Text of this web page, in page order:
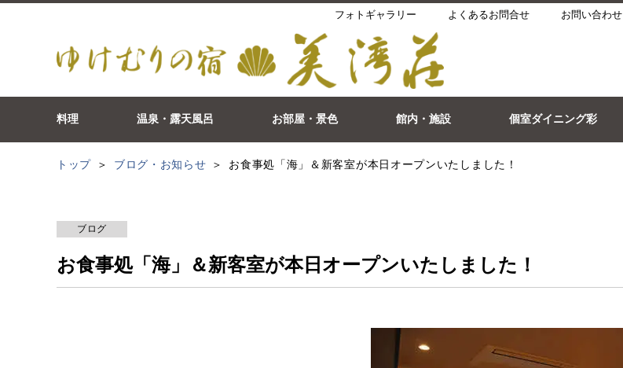
フォトギャラリー よくあるお問合せ お問い合わせ
料理 温泉・露天風呂 お部屋・景色 館内・施設 個室ダイニング彩
トップ ブログ・お知らせ お食事処「海」＆新客室が本日オープンいたしました！
ブログ
お食事処「海」＆新客室が本日オープンいたしました！